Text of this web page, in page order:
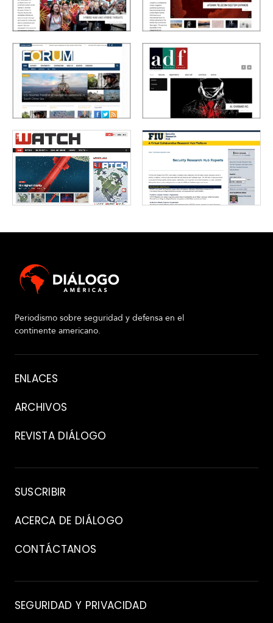
Periodismo sobre seguridad y defensa en el
continente americano.
Acerca
ENLACES
ARCHIVOS
REVISTA DIÁLOGO
Archivo
SUSCRIBIR
ACERCA DE DIÁLOGO
CONTÁCTANOS
Contacto
SEGURIDAD Y PRIVACIDAD